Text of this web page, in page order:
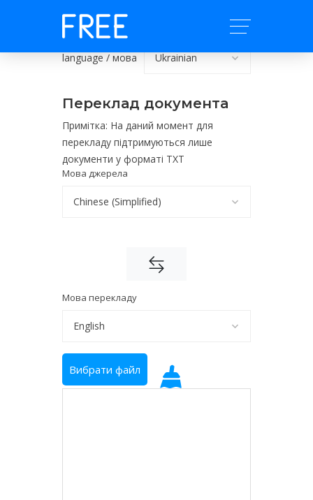
language / мова
Переклад документа
Примітка: На даний момент для
перекладу підтримуються лише
документи у форматі TXT
Мова джерела
Мова перекладу
Вибрати файл